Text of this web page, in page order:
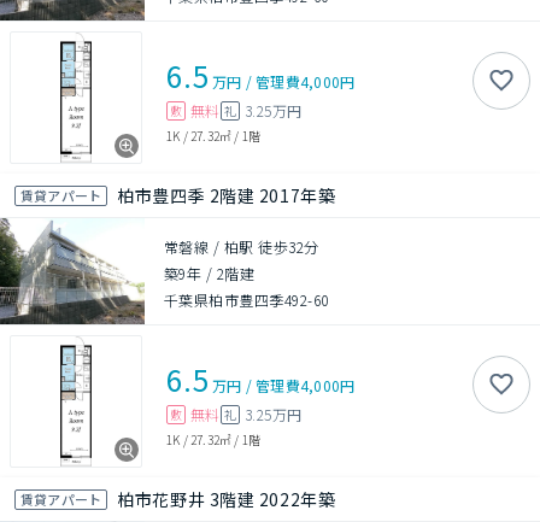
6.5 万円 /管理費4,000円
敷 無料 礼 3.25万円
1K / 27.32㎡ / 1階
賃貸アパート 柏市豊四季 2階建 2017年築
常磐線 / 柏駅 徒歩32分
築9年 / 2階建
千葉県柏市豊四季492-60
6.5 万円 /管理費4,000円
敷 無料 礼 3.25万円
1K / 27.32㎡ / 1階
賃貸アパート 柏市花野井 3階建 2022年築